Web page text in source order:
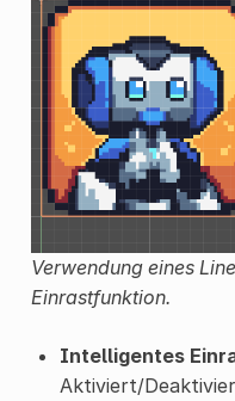
Verwendung eines
Einrastfunktion.
Intelligentes
Aktiviert/